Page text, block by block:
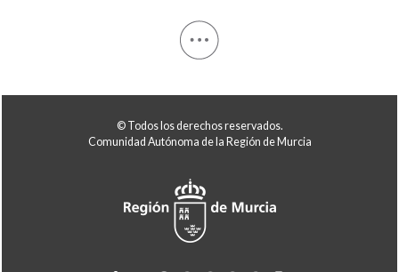
© Todos los derechos reservados.
Comunidad Autónoma de la Región de Murcia